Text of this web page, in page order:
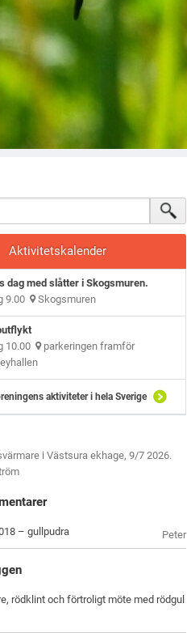
Aktivitetskalender
dag med slåtter i Skogsmuren.
9.00 Skogsmuren
10.00 parkeringen framför
aktiviteter i hela Sverige
i Västsura ekhage, 9/7 2026.
Peter
– gullpudra
rödklint och förtroligt möte med rödgul